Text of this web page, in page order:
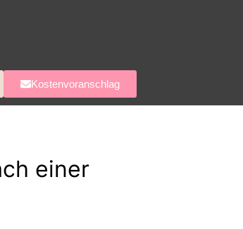
Kostenvoranschlag
einer